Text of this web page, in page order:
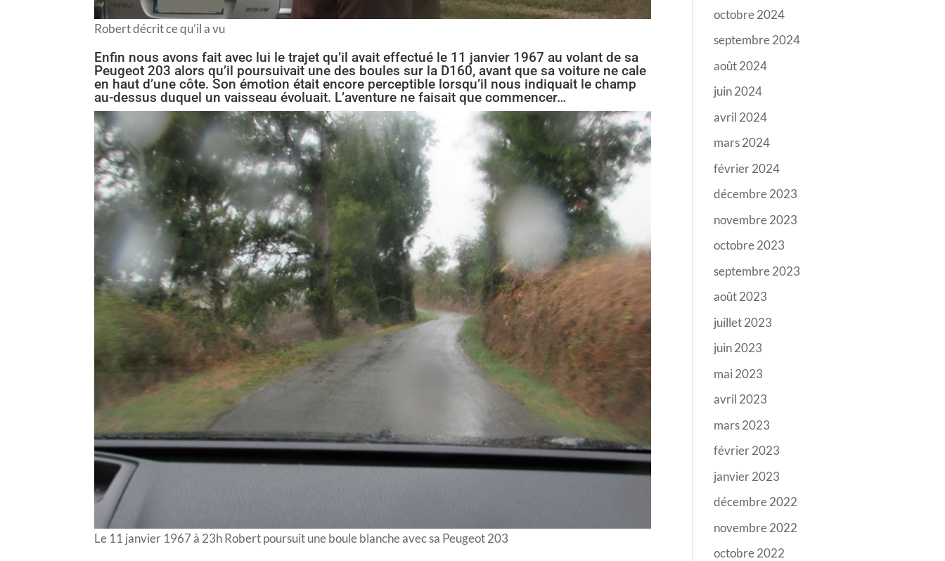
Robert décrit ce qu’il a vu
Enfin nous avons fait avec lui le trajet qu’il avait effectué le 11 janvier 1967 au volant de sa
Peugeot 203 alors qu’il poursuivait une des boules sur la D160, avant que sa voiture ne cale
en haut d’une côte. Son émotion était encore perceptible lorsqu’il nous indiquait le champ
au-dessus duquel un vaisseau évoluait. L’aventure ne faisait que commencer…
Le 11 janvier 1967 à 23h Robert poursuit une boule blanche avec sa Peugeot 203
octobre 2024
septembre 2024
août 2024
juin 2024
avril 2024
mars 2024
février 2024
décembre 2023
novembre 2023
octobre 2023
septembre 2023
août 2023
juillet 2023
juin 2023
mai 2023
avril 2023
mars 2023
février 2023
janvier 2023
décembre 2022
novembre 2022
octobre 2022